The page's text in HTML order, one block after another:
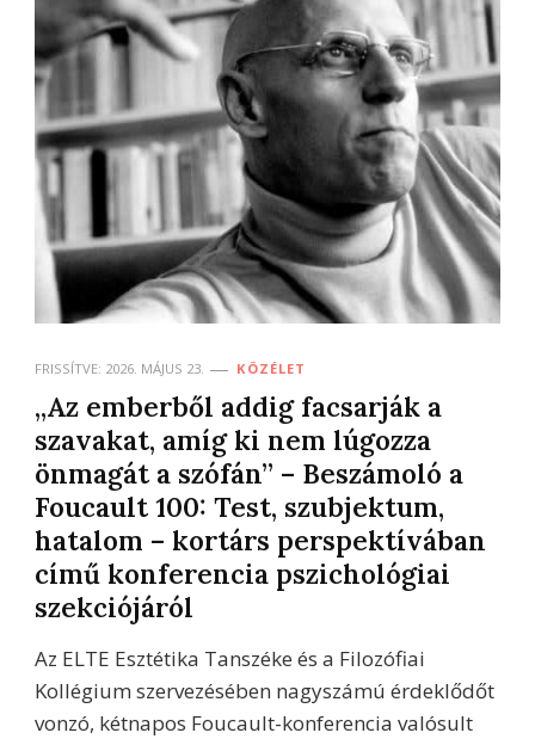
FRISSÍTVE: 2026. MÁJUS 23. KÖZÉLET
„Az emberből addig facsarják a
szavakat, amíg ki nem lúgozza
önmagát a szófán” – Beszámoló a
Foucault 100: Test, szubjektum,
hatalom – kortárs perspektívában
című konferencia pszichológiai
szekciójáról
Az ELTE Esztétika Tanszéke és a Filozófiai
Kollégium szervezésében nagyszámú érdeklődőt
vonzó, kétnapos Foucault-konferencia valósult